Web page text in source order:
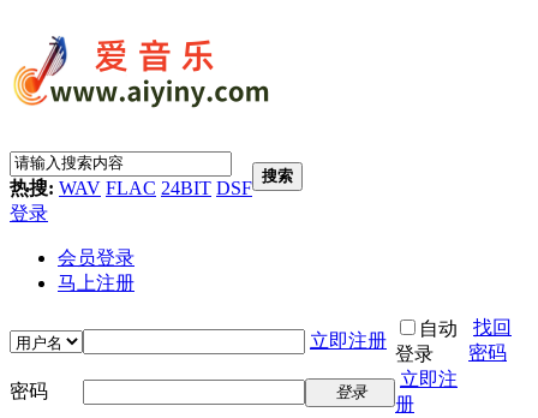
热搜: WAV FLAC 24BIT DSF
搜索
登录
会员登录
马上注册
立即注册
自动
登录
找回
密码
密码
登录
立即注
册